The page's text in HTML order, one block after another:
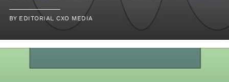
BY EDITORIAL CXO MEDIA